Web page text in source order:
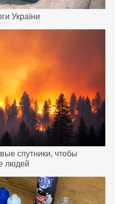
України
спутники, чтобы
людей